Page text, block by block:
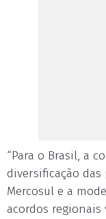
“Para o Brasil, a
diversificação
Mercosul e a
acordos